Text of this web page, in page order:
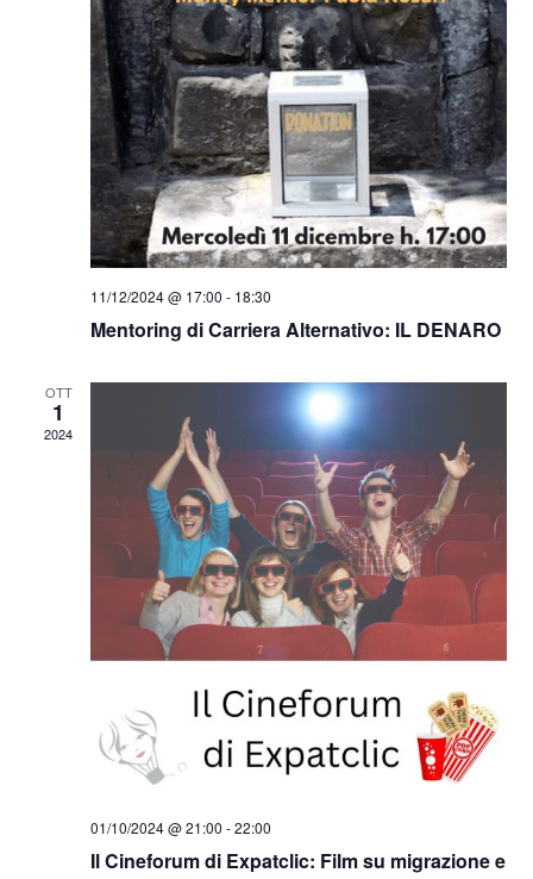
11/12/2024 @ 17:00 - 18:30
Mentoring di Carriera Alternativo: IL DENARO
OTT
1
2024
01/10/2024 @ 21:00 -22:00
Il Cineforum di Expatclic: Film su migrazione e